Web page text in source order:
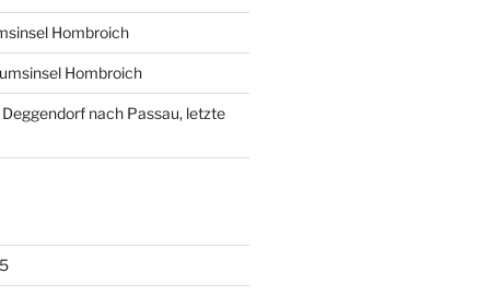
Hombroich
Hombroich
nach Passau, letzte